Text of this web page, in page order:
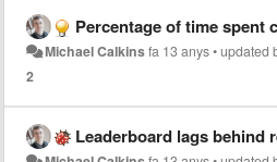
Percentage of time spent coding on
Michael Calkinsfa 13 anys•updated
2
Leaderboard lags behind